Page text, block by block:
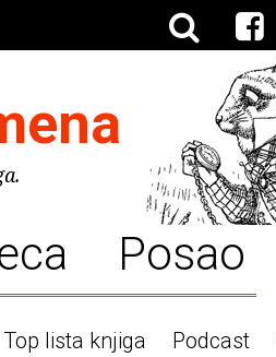
Posao
Top lista knjiga Podcast